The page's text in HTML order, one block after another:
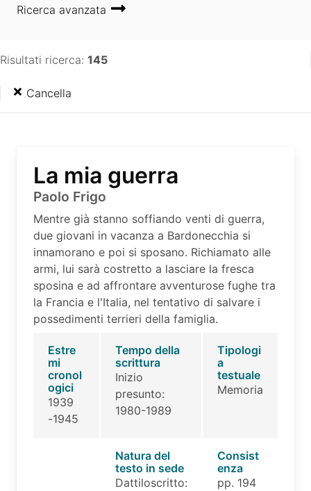
Ricerca avanzata
Risultati ricerca: 145
Cancella
La mia guerra
Paolo Frigo
Mentre già stanno soffiando venti di guerra,
due giovani in vacanza a Bardonecchia si
innamorano e poi si sposano. Richiamato alle
armi, lui sarà costretto a lasciare la fresca
sposina e ad affrontare avventurose fughe tra
la Francia e l'Italia, nel tentativo di salvare i
possedimenti terrieri della famiglia.
Estre
mi
cronol
ogici
1939
-1945
Tempo della
scrittura
Inizio
presunto:
1980-1989
Tipologi
a
testuale
Memoria
Natura del
testo in sede
Dattiloscritto:
Consist
enza
pp. 194